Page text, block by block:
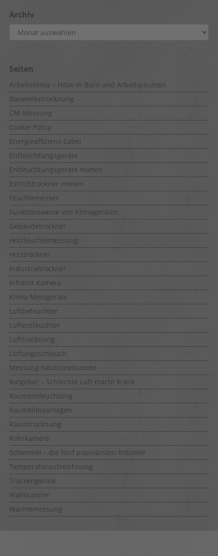
Archiv
Archiv
Seiten
Arbeitsklima – Hitze in Büro und Arbeitsräumen
Bauwerkstrocknung
CM-Messung
Cookie Policy
Energieeffizienz-Label
Entfeuchtungsgeräte
Entfeuchtungsgeräte mieten
Estrichtrockner mieten
Feuchtemesser
Funktionsweise von Klimageräten
Gebäudetrockner
Holzfeuchtemessung
Holztrockner
Industrietrockner
Infrarot Kamera
Klima Messgeräte
Luftbefeuchter
Luftentfeuchter
Lufttrocknung
Lüftungsschlauch
Messung Neutronensonde
Ratgeber – Schlechte Luft macht krank
Raumentfeuchtung
Raumklimaanlagen
Raumtrocknung
Rohrkamera
Schimmel – die fünf populärsten Irrtümer
Temperaturaufzeichnung
Trockengeräte
Wallscanner
Wärmemessung